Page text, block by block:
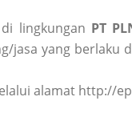
lingkungan PT
jasa yang berlaku
alamat http://